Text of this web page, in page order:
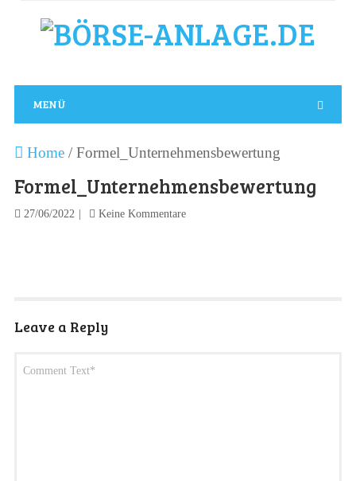
MENÜ
Home/ Formel_Unternehmensbewertung
Formel_Unternehmensbewertung
27/06/2022 Keine Kommentare
Leave a Reply